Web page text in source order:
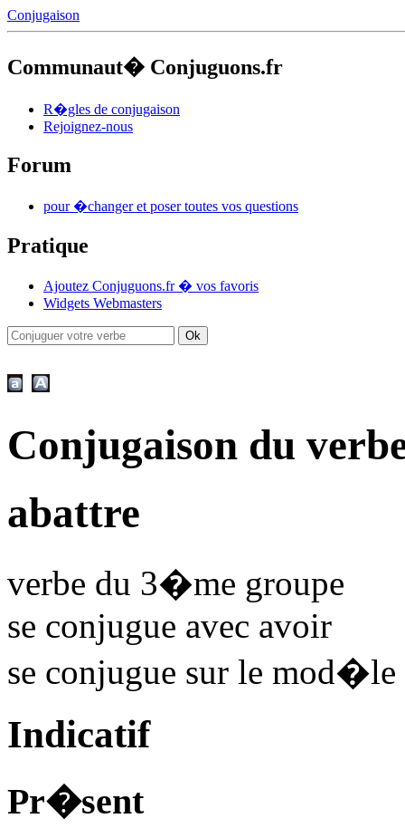
Conjugaison
Communaut� Conjuguons.fr
R�gles de conjugaison
Rejoignez-nous
Forum
pour �changer et poser toutes vos questions
Pratique
Ajoutez Conjuguons.fr � vos favoris
Widgets Webmasters
Conjugaison du
abattre
verbe du 3�me groupe
se conjugue avec avoir
se conjugue sur le
Indicatif
Pr�sent